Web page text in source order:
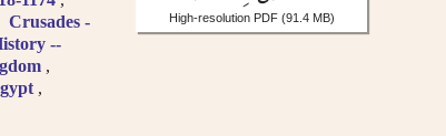
Crusades -
--
High-resolution PDF (91.4 MB)